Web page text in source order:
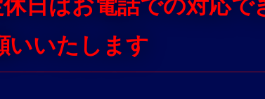
日はお電話での対応で
いいたします